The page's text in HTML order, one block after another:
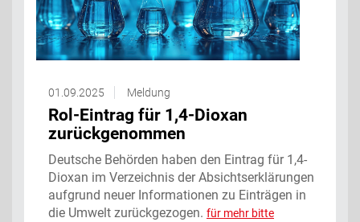
01.09.2025 Meldung
Rol-Eintrag für 1,4-Dioxan
zurückgenommen
Deutsche Behörden haben den Eintrag für 1,4-
Dioxan im Verzeichnis der Absichtserklärungen
aufgrund neuer Informationen zu Einträgen in
die Umwelt zurückgezogen. für mehr bitte